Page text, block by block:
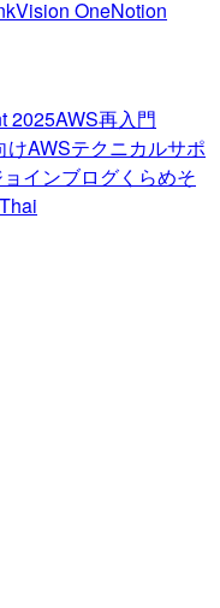
Vision OneNotion
2025AWS再入門
けAWSテクニカルサポ
ョインブログくらめそ
Thai